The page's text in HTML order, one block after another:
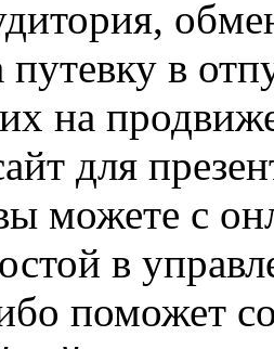
в
на
для
можете с
в
поможет